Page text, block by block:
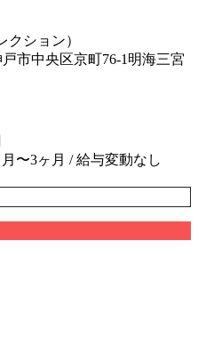
クション）
市中央区京町76-1明海三宮
〜3ヶ月 / 給与変動なし